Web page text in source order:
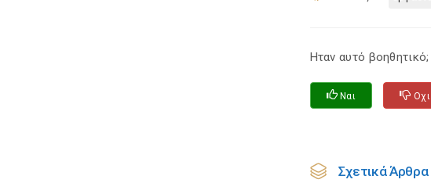
Ηταν αυτό βοηθητικό;
Ναι Οχι
Σχετικά Άρθρα